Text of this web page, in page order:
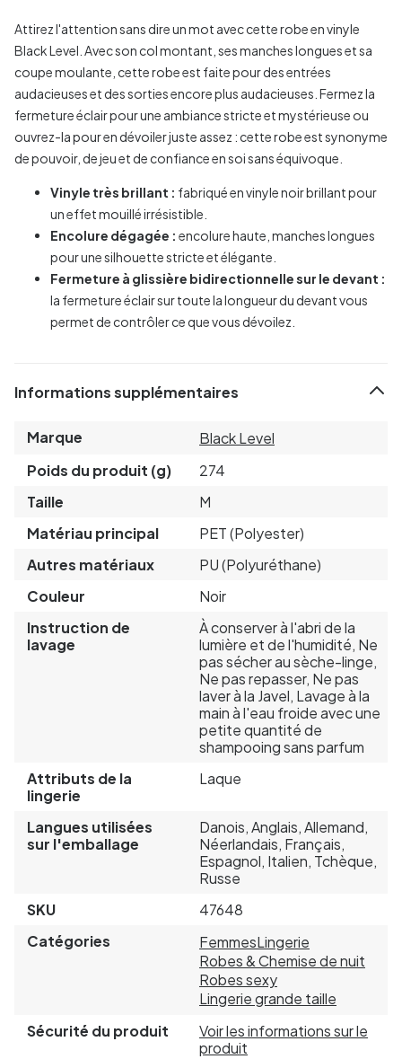
Attirez l'attention sans dire un mot avec cette robe en vinyle
Black Level. Avec son col montant, ses manches longues et sa
coupe moulante, cette robe est faite pour des entrées
audacieuses et des sorties encore plus audacieuses. Fermez la
fermeture éclair pour une ambiance stricte et mystérieuse ou
ouvrez-la pour en dévoiler juste assez : cette robe est synonyme
de pouvoir, de jeu et de confiance en soi sans équivoque.
Vinyle très brillant : fabriqué en vinyle noir brillant pour
un effet mouillé irrésistible.
Encolure dégagée : encolure haute, manches longues
pour une silhouette stricte et élégante.
Fermeture à glissière bidirectionnelle sur le devant :
la fermeture éclair sur toute la longueur du devant vous
permet de contrôler ce que vous dévoilez.
Informations supplémentaires
Marque
Black Level
Poids du produit (g)
274
Taille
M
Matériau principal
PET (Polyester)
Autres matériaux
PU (Polyuréthane)
Couleur
Noir
Instruction de
lavage
À conserver à l'abri de la
lumière et de l'humidité, Ne
pas sécher au sèche-linge,
Ne pas repasser, Ne pas
laver à la Javel, Lavage à la
main à l'eau froide avec une
petite quantité de
shampooing sans parfum
Attributs de la
lingerie
Laque
Langues utilisées
sur l'emballage
Danois, Anglais, Allemand,
Néerlandais, Français,
Espagnol, Italien, Tchèque,
Russe
SKU
47648
Catégories
FemmesLingerie
Robes & Chemise de nuit
Robes sexy
Lingerie grande taille
Sécurité du produit
Voir les informations sur le
produit